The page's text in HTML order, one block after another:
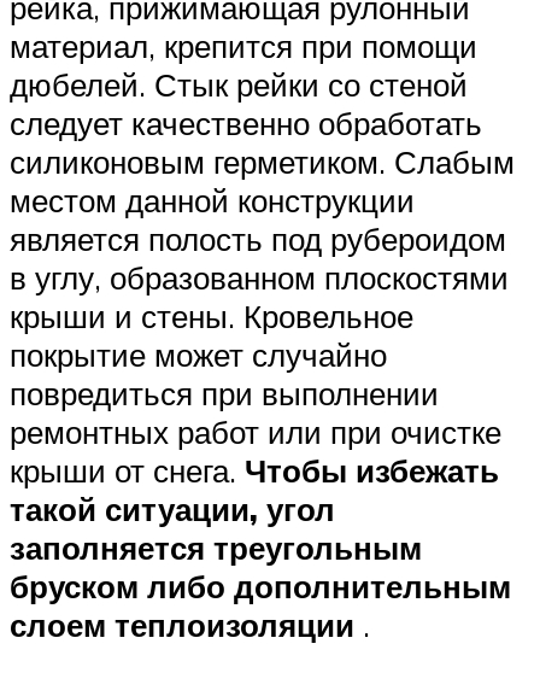
материал, крепится при помощи
дюбелей. Стык рейки со стеной
следует качественно обработать
силиконовым герметиком. Слабым
местом данной конструкции
является полость под рубероидом
в углу, образованном плоскостями
крыши и стены. Кровельное
покрытие может случайно
повредиться при выполнении
ремонтных работ или при очистке
крыши от снега. Чтобы избежать
такой ситуации, угол
заполняется треугольным
бруском либо дополнительным
слоем теплоизоляции .